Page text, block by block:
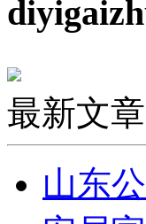
最新文章
山东